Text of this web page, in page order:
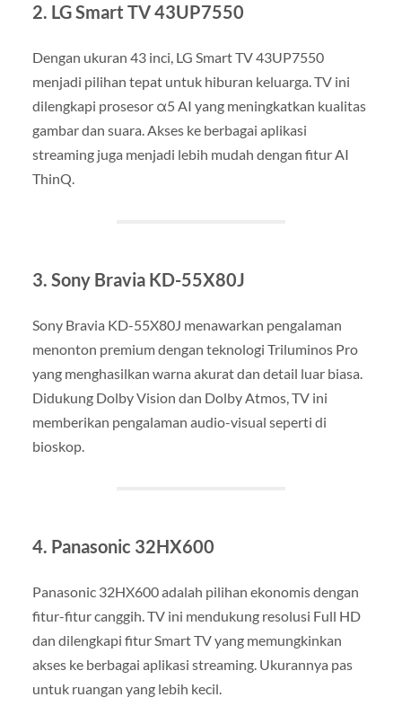
2. LG Smart TV 43UP7550
Dengan ukuran 43 inci, LG Smart TV 43UP7550
menjadi pilihan tepat untuk hiburan keluarga. TV ini
dilengkapi prosesor α5 AI yang meningkatkan kualitas
gambar dan suara. Akses ke berbagai aplikasi
streaming juga menjadi lebih mudah dengan fitur AI
ThinQ.
3. Sony Bravia KD-55X80J
Sony Bravia KD-55X80J menawarkan pengalaman
menonton premium dengan teknologi Triluminos Pro
yang menghasilkan warna akurat dan detail luar biasa.
Didukung Dolby Vision dan Dolby Atmos, TV ini
memberikan pengalaman audio-visual seperti di
bioskop.
4. Panasonic 32HX600
Panasonic 32HX600 adalah pilihan ekonomis dengan
fitur-fitur canggih. TV ini mendukung resolusi Full HD
dan dilengkapi fitur Smart TV yang memungkinkan
akses ke berbagai aplikasi streaming. Ukurannya pas
untuk ruangan yang lebih kecil.